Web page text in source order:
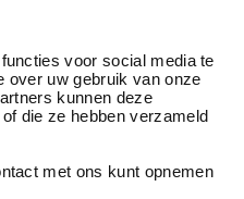
voor social media te
over uw gebruik van onze
kunnen deze
die ze hebben verzameld
met ons kunt opnemen